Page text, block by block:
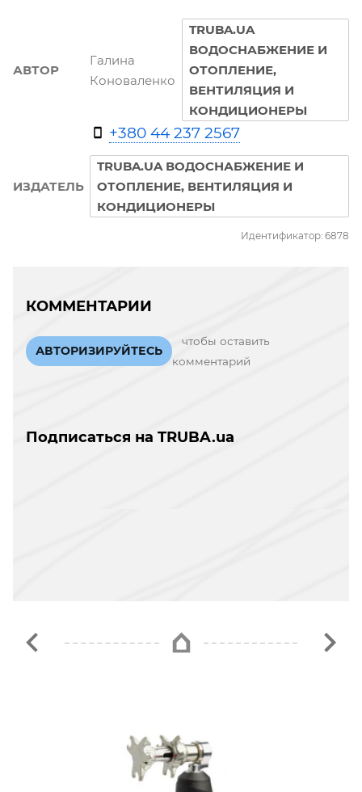
АВТОР
Галина
Коноваленко
TRUBA.UA
ВОДОСНАБЖЕНИЕ И
ОТОПЛЕНИЕ,
ВЕНТИЛЯЦИЯ И
КОНДИЦИОНЕРЫ
+380 44 237 2567
ИЗДАТЕЛЬ
TRUBA.UA ВОДОСНАБЖЕНИЕ И
ОТОПЛЕНИЕ, ВЕНТИЛЯЦИЯ И
КОНДИЦИОНЕРЫ
Идентификатор: 6878
КОММЕНТАРИИ
АВТОРИЗИРУЙТЕСЬ
чтобы оставить
комментарий
Подписаться на TRUBA.ua